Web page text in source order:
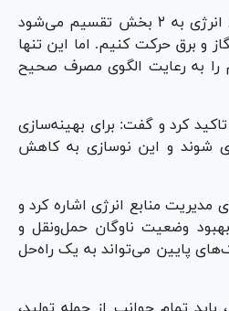
عضو کمیسیون انرژی با اشاره به ناترازی انرژی در کشور بیان کرد: ناترازی انرژی به ۲ بخش تقسیم می‌شود
و برق حرکت کنیم. اما این تنها
را به رعایت الگوی مصرف صحیح
کرد و گفت: برای بهینه‌سازی
شوند و این نوسازی به کاهش
منابع انرژی اشاره کرد و
وضعیت ناوگان‌ حمل‌ونقل و
پایین می‌تواند به یک راه‌حل